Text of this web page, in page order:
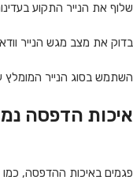
שלוף את הנייר התקוע
בדוק את מצב מגש הנייר
השתמש בסוג הנייר המומלץ
איכות הדפסה
פגמים באיכות ההדפסה, כמו